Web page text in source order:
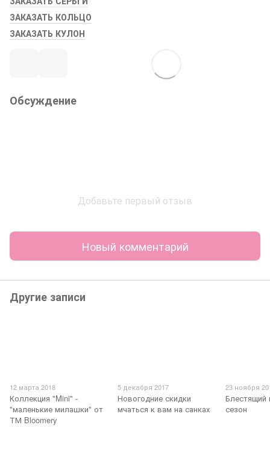
ЗАКАЗАТЬ КОЛЬЦО
ЗАКАЗАТЬ КУЛОН
Обсуждение
Добавьте первый отзыв
Новый комментарий
Другие записи
12 марта 2018
Коллекция "Mini" -
"маленькие милашки" от
ТМ Bloomery
5 декабря 2017
Новогодние скидки
мчаться к вам на санках
23 ноября
Блестящий
сезон